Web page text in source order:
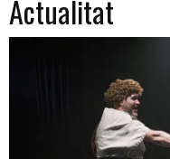
Actualitat